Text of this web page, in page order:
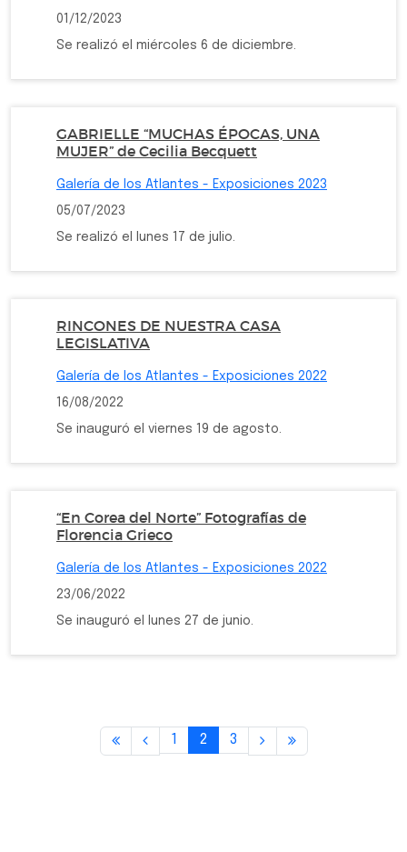
01/12/2023
Se realizó el miércoles 6 de diciembre.
GABRIELLE “MUCHAS ÉPOCAS, UNA
MUJER” de Cecilia Becquett
Galería de los Atlantes - Exposiciones 2023
05/07/2023
Se realizó el lunes 17 de julio.
RINCONES DE NUESTRA CASA
LEGISLATIVA
Galería de los Atlantes - Exposiciones 2022
16/08/2022
Se inauguró el viernes 19 de agosto.
“En Corea del Norte” Fotografías de
Florencia Grieco
Galería de los Atlantes - Exposiciones 2022
23/06/2022
Se inauguró el lunes 27 de junio.
1 2 3